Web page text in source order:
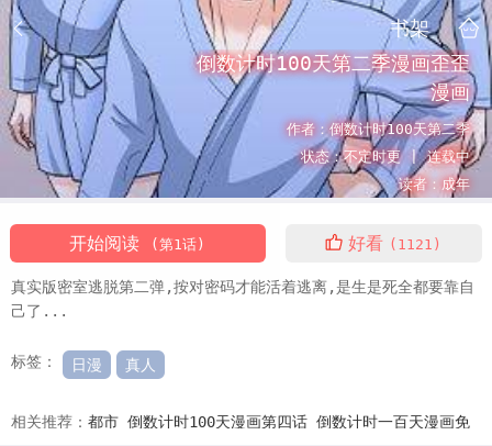
书架
倒数计时100天第二季漫画歪歪
漫画
作者： 倒数计时100天第二季
状态：不定时更 |连载中
读者： 成年
开始阅读 (第1话) 好看 (1121)
真实版密室逃脱第二弹,按对密码才能活着逃离,是生是死全都要靠自
己了...
标签： 日漫 真人
相关推荐： 都市 倒数计时100天漫画第四话 倒数计时一百天漫画免